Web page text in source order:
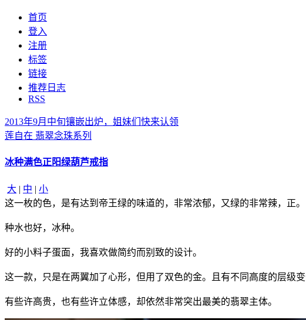
首页
登入
注册
标签
链接
推荐日志
RSS
2013年9月中旬镶嵌出炉，姐妹们快来认领
莲自在 翡翠念珠系列
冰种满色正阳绿葫芦戒指
大 | 中 | 小
这一枚的色，是有达到帝王绿的味道的，非常浓郁，又绿的非常辣，正。
种水也好，冰种。
好的小料子蛋面，我喜欢做简约而别致的设计。
这一款，只是在两翼加了心形，但用了双色的金。且有不同高度的层级变
有些许高贵，也有些许立体感，却依然非常突出最美的翡翠主体。